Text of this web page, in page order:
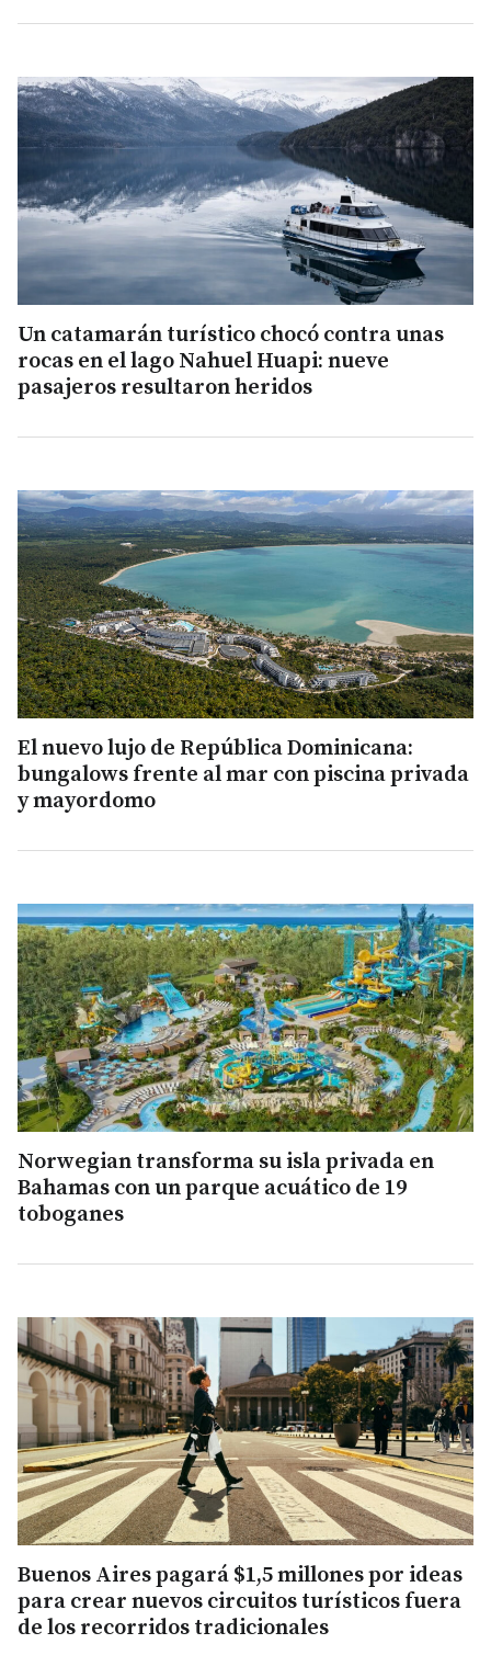
Un catamarán turístico chocó contra unas
rocas en el lago Nahuel Huapi: nueve
pasajeros resultaron heridos
El nuevo lujo de República Dominicana:
bungalows frente al mar con piscina privada
y mayordomo
Norwegian transforma su isla privada en
Bahamas con un parque acuático de 19
toboganes
Buenos Aires pagará $1,5 millones por ideas
para crear nuevos circuitos turísticos fuera
de los recorridos tradicionales